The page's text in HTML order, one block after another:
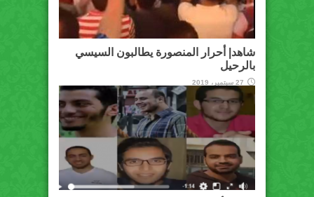
شاهد| أحرار المنصورة يطالبون السيسي
بالرحيل
27 سبتمبر، 2019